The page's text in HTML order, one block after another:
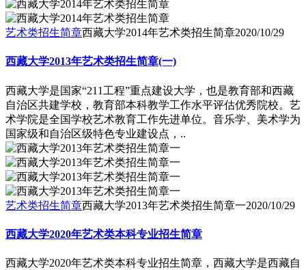
艺术类招生简章西藏大学2014年艺术类招生简章2020/10/29
西藏大学2013年艺术类招生简章(一)
西藏大学是国家“211工程”重点建设大学，也是教育部和西藏
自治区共建学校，教育部本科教学工作水平评估优秀院校。艺
术学院是全国学校艺术教育工作先进单位。音乐学、美术学为
国家级和自治区级特色专业建设点，..
艺术类招生简章西藏大学2013年艺术类招生简章一2020/10/29
西藏大学2020年艺术类本科专业招生简章
西藏大学2020年艺术类本科专业招生简章，​西藏大学是西藏自